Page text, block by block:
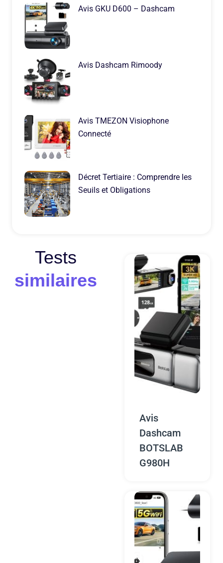
Avis GKU D600 – Dashcam
Avis Dashcam Rimoody
Avis TMEZON Visiophone
Connecté
Décret Tertiaire : Comprendre les
Seuils et Obligations
Tests
similaires
Avis
Dashcam
BOTSLAB
G980H